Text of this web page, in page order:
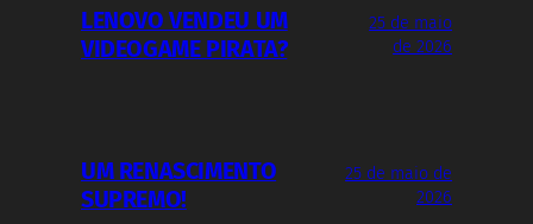
LENOVO VENDEU UM
VIDEOGAME PIRATA?
25 de maio
de 2026
UM RENASCIMENTO
SUPREMO!
25 de maio de
2026